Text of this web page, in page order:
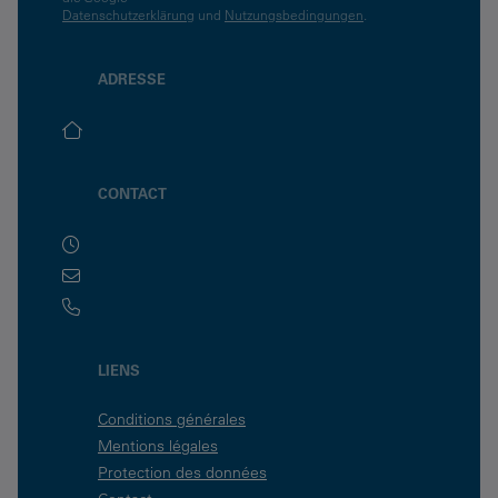
Datenschutzerklärung und Nutzungsbedingungen
ADRESSE
CONTACT
LIENS
Conditions générales
Mentions légales
Protection des données